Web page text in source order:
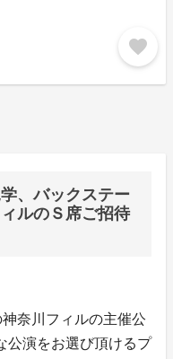
favorite
、バックステー
ルのＳ席ご招待
奈川フィルの主催公
公演をお選び頂けるプ